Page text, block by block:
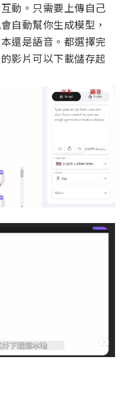
動。只需要上傳自己
自動幫你生成模型，
還是語音。都選擇完
影片可以下載儲存起